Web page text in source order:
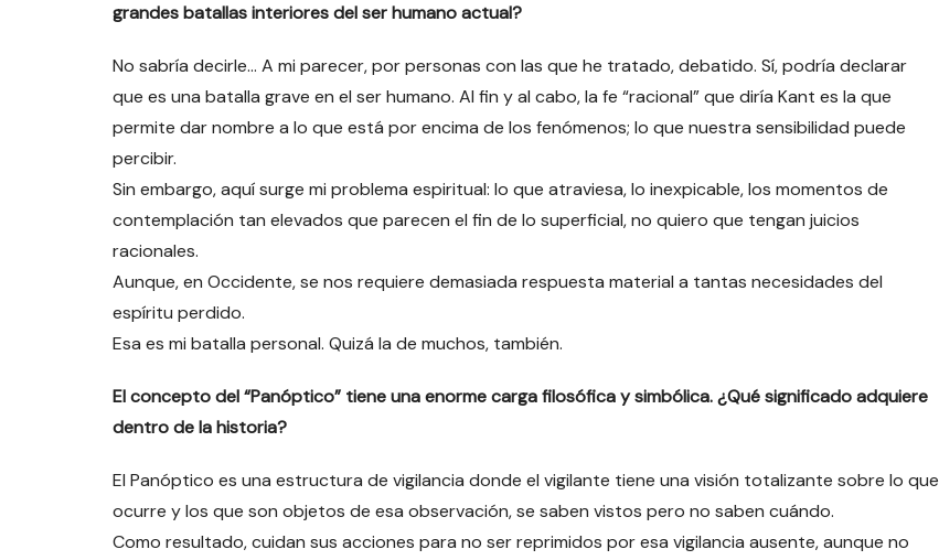
grandes batallas interiores del ser humano actual?
No sabría decirle… A mi parecer, por personas con las que he tratado, debatido. Sí, podría declarar
que es una batalla grave en el ser humano. Al fin y al cabo, la fe “racional” que diría Kant es la que
permite dar nombre a lo que está por encima de los fenómenos; lo que nuestra sensibilidad puede
percibir.
Sin embargo, aquí surge mi problema espiritual: lo que atraviesa, lo inexpicable, los momentos de
contemplación tan elevados que parecen el fin de lo superficial, no quiero que tengan juicios
racionales.
Aunque, en Occidente, se nos requiere demasiada respuesta material a tantas necesidades del
espíritu perdido.
Esa es mi batalla personal. Quizá la de muchos, también.
El concepto del “Panóptico” tiene una enorme carga filosófica y simbólica. ¿Qué significado adquiere
dentro de la historia?
El Panóptico es una estructura de vigilancia donde el vigilante tiene una visión totalizante sobre lo que
ocurre y los que son objetos de esa observación, se saben vistos pero no saben cuándo.
Como resultado, cuidan sus acciones para no ser reprimidos por esa vigilancia ausente, aunque no